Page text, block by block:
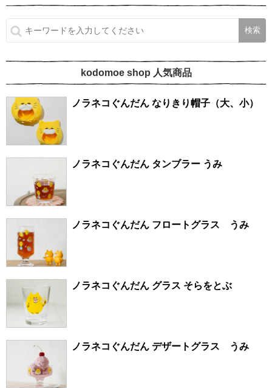
kodomoe shop 人気商品
ノラネコぐんだん なりきり帽子（大、小）
ノラネコぐんだん タンブラー うみ
ノラネコぐんだん フロートグラス うみ
ノラネコぐんだん グラス そらをとぶ
ノラネコぐんだん デザートグラス うみ